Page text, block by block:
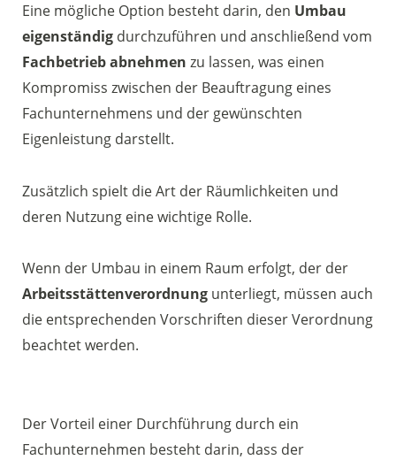
Eine mögliche Option besteht darin, den Umbau
eigenständig durchzuführen und anschließend vom
Fachbetrieb abnehmen zu lassen, was einen
Kompromiss zwischen der Beauftragung eines
Fachunternehmens und der gewünschten
Eigenleistung darstellt.
Zusätzlich spielt die Art der Räumlichkeiten und
deren Nutzung eine wichtige Rolle.
Wenn der Umbau in einem Raum erfolgt, der der
Arbeitsstättenverordnung unterliegt, müssen auch
die entsprechenden Vorschriften dieser Verordnung
beachtet werden.
Der Vorteil einer Durchführung durch ein
Fachunternehmen besteht darin, dass der